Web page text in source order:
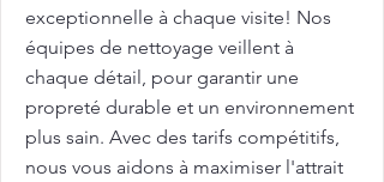
exceptionnelle à chaque visite! Nos
équipes de nettoyage veillent à
chaque détail, pour garantir une
propreté durable et un environnement
plus sain. Avec des tarifs compétitifs,
nous vous aidons à maximiser l'attrait